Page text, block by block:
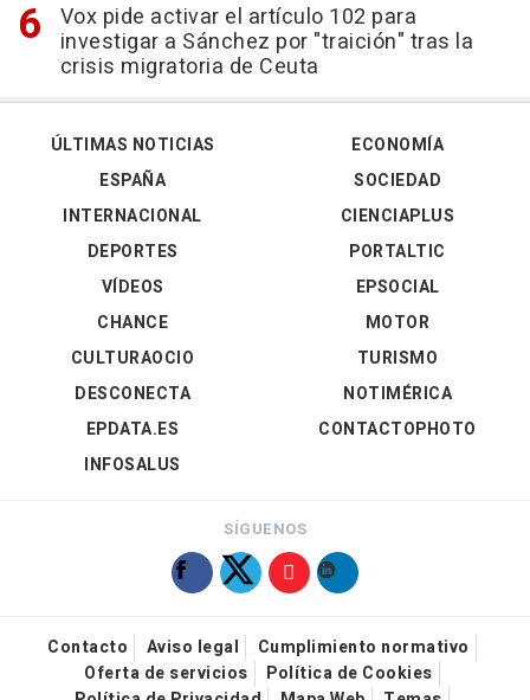
Vox pide activar el artículo 102 para
investigar a Sánchez por "traición" tras la
crisis migratoria de Ceuta
ÚLTIMAS NOTICIAS
ESPAÑA
INTERNACIONAL
DEPORTES
VÍDEOS
ECONOMÍA
SOCIEDAD
CIENCIAPLUS
PORTALTIC
EPSOCIAL
CHANCE
CULTURAOCIO
DESCONECTA
EPDATA.ES
INFOSALUS
MOTOR
TURISMO
NOTIMÉRICA
CONTACTOPHOTO
SÍGUENOS
Contacto Aviso legal
Cumplimiento normativo
Oferta de servicios
Política de Cookies